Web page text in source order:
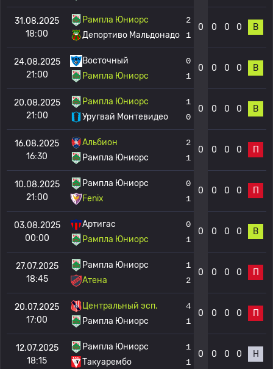
31.08.2025
18:00
Рампла Юниорс
Депортиво Мальдонадо
2
1
0 0 0 0 В
24.08.2025
21:00
Восточный
Рампла Юниорс
0
1
0 0 0 0 В
20.08.2025
21:00
Рампла Юниорс
Уругвай Монтевидео
1
0
0 0 0 0 В
16.08.2025
16:30
Альбион
Рампла Юниорс
2
1
0 0 0 0 П
10.08.2025
21:00
Рампла Юниорс
Fenix
0
1
0 0 0 0 П
03.08.2025
00:00
Артигас
Рампла Юниорс
0
1
0 0 0 0 В
27.07.2025
18:45
Рампла Юниорс
Атена
1
2
0 0 0 0 П
20.07.2025
17:00
Центральный эсп.
Рампла Юниорс
4
1
0 0 0 0 П
12.07.2025
18:15
Рампла Юниорс
Такуарембо
1
1
0 0 0 0 Н